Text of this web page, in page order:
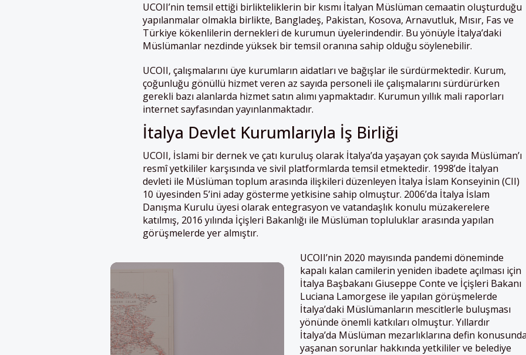
UCOII’nin temsil ettiği birlikteliklerin bir kısmı İtalyan Müslüman cemaatin oluşturduğu
yapılanmalar olmakla birlikte, Bangladeş, Pakistan, Kosova, Arnavutluk, Mısır, Fas ve
Türkiye kökenlilerin dernekleri de kurumun üyelerindendir. Bu yönüyle İtalya’daki
Müslümanlar nezdinde yüksek bir temsil oranına sahip olduğu söylenebilir.
UCOII, çalışmalarını üye kurumların aidatları ve bağışlar ile sürdürmektedir. Kurum,
çoğunluğu gönüllü hizmet veren az sayıda personeli ile çalışmalarını sürdürürken
gerekli bazı alanlarda hizmet satın alımı yapmaktadır. Kurumun yıllık mali raporları
internet sayfasından yayınlanmaktadır.
İtalya Devlet Kurumlarıyla İş Birliği
UCOII, İslami bir dernek ve çatı kuruluş olarak İtalya’da yaşayan çok sayıda Müslüman’ı
resmî yetkililer karşısında ve sivil platformlarda temsil etmektedir. 1998’de İtalyan
devleti ile Müslüman toplum arasında ilişkileri düzenleyen İtalya İslam Konseyinin (CII)
10 üyesinden 5’ini aday gösterme yetkisine sahip olmuştur. 2006’da İtalya İslam
Danışma Kurulu üyesi olarak entegrasyon ve vatandaşlık konulu müzakerelere
katılmış, 2016 yılında İçişleri Bakanlığı ile Müslüman topluluklar arasında yapılan
görüşmelerde yer almıştır.
UCOII’nin 2020 mayısında pandemi döneminde
kapalı kalan camilerin yeniden ibadete açılması için
İtalya Başbakanı Giuseppe Conte ve İçişleri Bakanı
Luciana Lamorgese ile yapılan görüşmelerde
İtalya’daki Müslümanların mescitlerle buluşması
yönünde önemli katkıları olmuştur. Yıllardır
İtalya’da Müslüman mezarlıklarına defin
yaşanan sorunlar hakkında yetkililer ve belediye